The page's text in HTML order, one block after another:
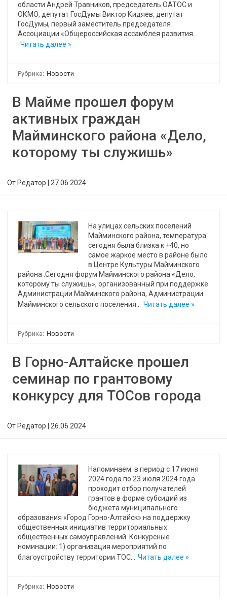
области Андрей Травников, председатель ОАТОС и
ОКМО, депутат ГосДумы Виктор Кидяев, депутат
ГосДумы, первый заместитель председателя
Ассоциации «Общероссийская ассамблея развития…
Читать далее »
Рубрика: Новости
В Майме прошел форум
активных граждан
Майминского района «Дело,
которому ты служишь»
От Редатор 27.06.2024
На улицах сельских поселений
Майминского района, температура
сегодня была близка к +40, но
самое жаркое место в районе было
в Центре Культуры Майминского
района .Сегодня форум Майминского района «Дело,
которому ты служишь», организованный при поддержке
Администрации Майминского района, Администрации
Майминского сельского поселения…
Читать далее »
Рубрика: Новости
В Горно-Алтайске прошел
семинар по грантовому
конкурсу для ТОСов города
От Редатор 26.06.2024
Напоминаем: в период с 17 июня
2024 года по 23 июля 2024 года
проходит отбор получателей
грантов в форме субсидий из
бюджета муниципального
образования «Город Горно-Алтайск» на поддержку
общественных инициатив территориальных
общественных самоуправлений. Конкурсные
номинации: 1) организация мероприятий по
благоустройству территории ТОС…
Читать далее »
Рубрика: Новости